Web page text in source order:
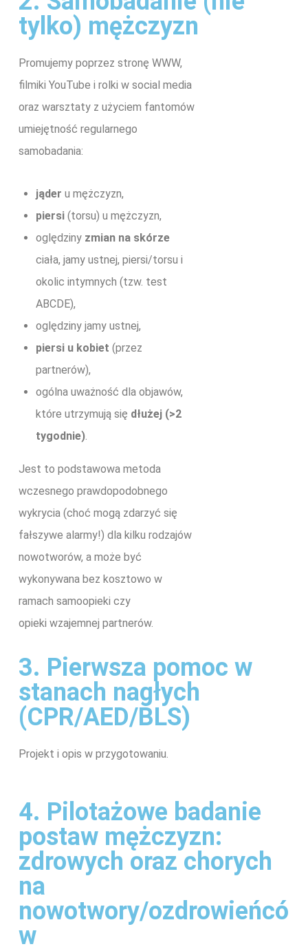
tylko) mężczyzn
Promujemy poprzez stronę WWW,
filmiki YouTube i rolki w social media
oraz warsztaty z użyciem fantomów
umiejętność regularnego
samobadania:
jąder u mężczyzn,
piersi (torsu) u mężczyzn,
oględziny zmian na skórze
ciała, jamy ustnej, piersi/torsu i
okolic intymnych (tzw. test
ABCDE),
oględziny jamy ustnej,
piersi u kobiet (przez
partnerów),
ogólna uważność dla objawów,
które utrzymują się dłużej (>2
tygodnie).
Jest to podstawowa metoda
wczesnego prawdopodobnego
wykrycia (choć mogą zdarzyć się
fałszywe alarmy!) dla kilku rodzajów
nowotworów, a może być
wykonywana bez kosztowo w
ramach samoopieki czy
opieki wzajemnej partnerów.
3. Pierwsza pomoc w
stanach nagłych
(CPR/AED/BLS)
Projekt i opis w przygotowaniu.
4. Pilotażowe badanie
postaw mężczyzn:
zdrowych oraz chorych
na
nowotwory/ozdrowieńcó
w